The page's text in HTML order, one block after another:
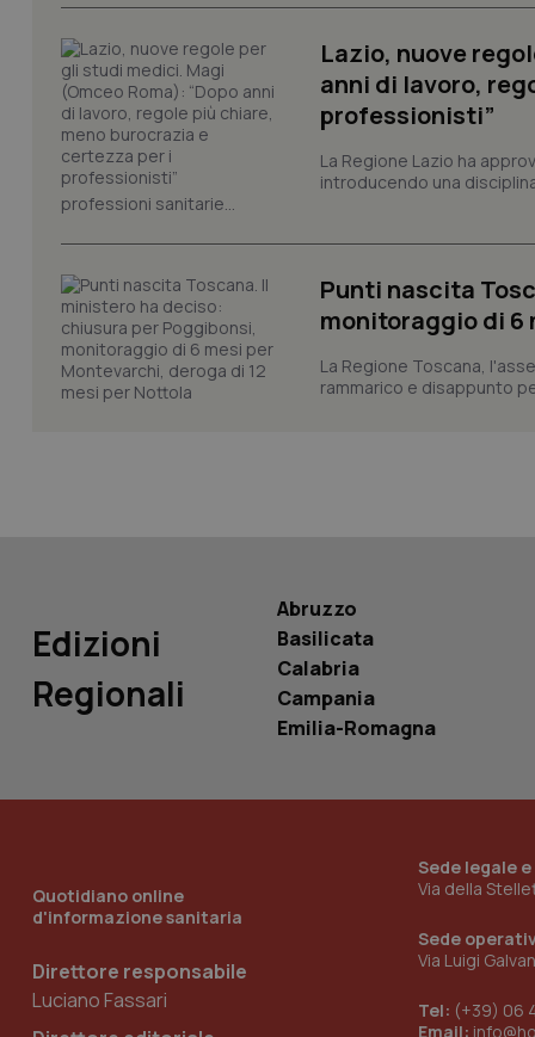
Lazio, nuove
anni di lavoro,
professionisti”
La Regione Lazio ha
introducendo una
professioni sanitarie...
Punti nascita
monitoraggio di 6
La Regione Toscana,
rammarico e disappunto
Edizioni
Regionali
Abruzzo
Basilicata
Calabria
Campania
Emilia-Romagna
Quotidiano online
d'informazione sanitaria
Direttore responsabile
Luciano Fassari
Sede legale
Via della
Sede
Via Luigi
Tel: (+39) 06
Email:
tracking-sites-
_ga
PHPSESSID
_ga_KM60CM4NPH
__Secure-
tracking-sites-
ironfish-tracking-
named-enable